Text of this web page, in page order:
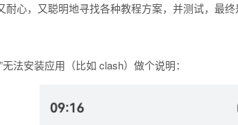
耐心，又聪明地寻找各种教程方案，并测试，最终
无法安装应用（比如 clash）做个说明：